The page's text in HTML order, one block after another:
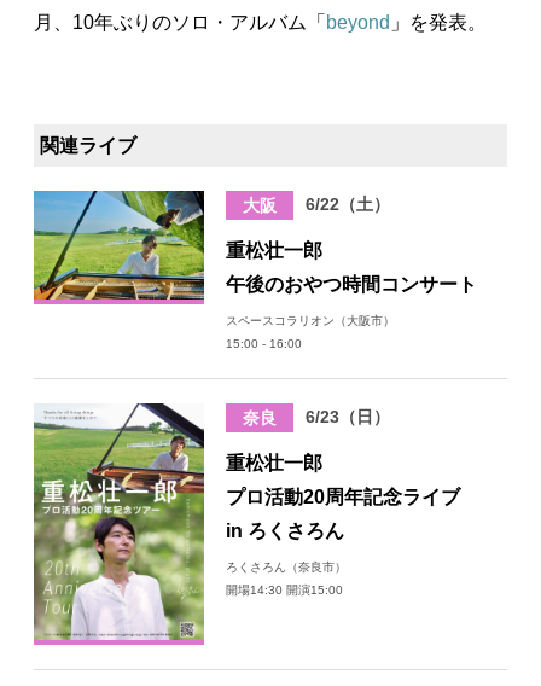
月、10年ぶりのソロ・アルバム「 beyond 」を発表。
関連ライブ
大阪 6/22（土）
重松壮一郎
午後のおやつ時間コンサート
スペースコラリオン（大阪市）
15:00 - 16:00
奈良 6/23（日）
重松壮一郎
プロ活動20周年記念ライブ
in ろくさろん
ろくさろん（奈良市）
開場14:30 開演15:00